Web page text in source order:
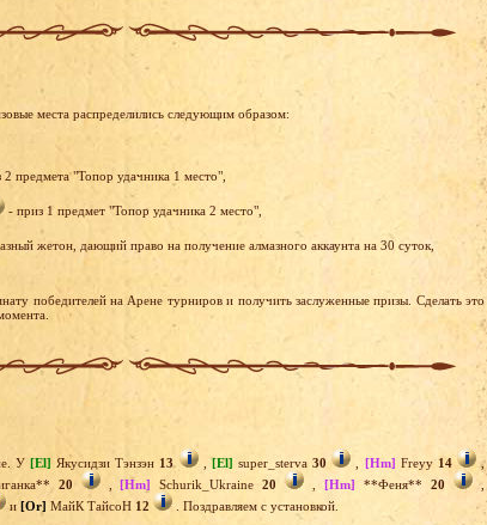
места распределились следующим образом:
2 предмета "Топор удачника 1 место",
- приз 1 предмет "Топор удачника 2 место",
жетон, дающий право на получение алмазного аккаунта на 30 суток,
победителей на Арене турниров и получить заслуженные призы. Сделать это
У [El] Якусидзи Тэнзэн 13 ,[El] super_sterva30 , [Hm] Freyy 14
,
20 , [Hm] Schurik_Ukraine20 , [Hm] **Феня**20
,
и [Or] МайК ТайсоН 12 . Поздравляем с установкой.